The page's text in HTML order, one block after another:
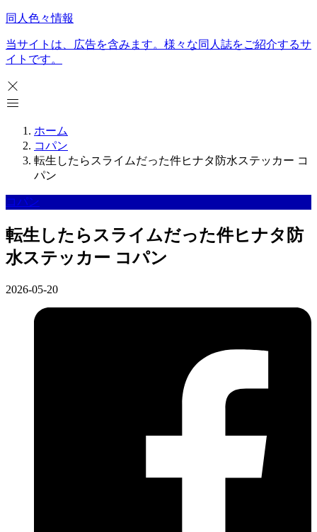
同人色々情報
当サイトは、広告を含みます。様々な同人誌をご紹介するサ
イトです。
ホーム
コパン
転生したらスライムだった件ヒナタ防水ステッカー コ
パン
コパン
転生したらスライムだった件ヒナタ防
水ステッカー コパン
2026-05-20